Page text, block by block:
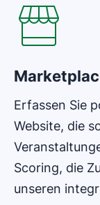
Erfassen Sie
Website, die
Scoring, die
unseren